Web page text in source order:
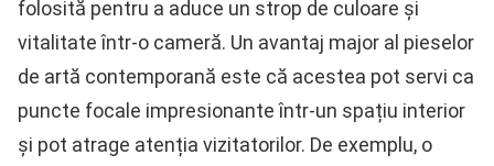
folosită pentru a aduce un strop de culoare și
vitalitate într-o cameră. Un avantaj major al pieselor
de artă contemporană este că acestea pot servi ca
puncte focale impresionante într-un spațiu interior
și pot atrage atenția vizitatorilor. De exemplu, o